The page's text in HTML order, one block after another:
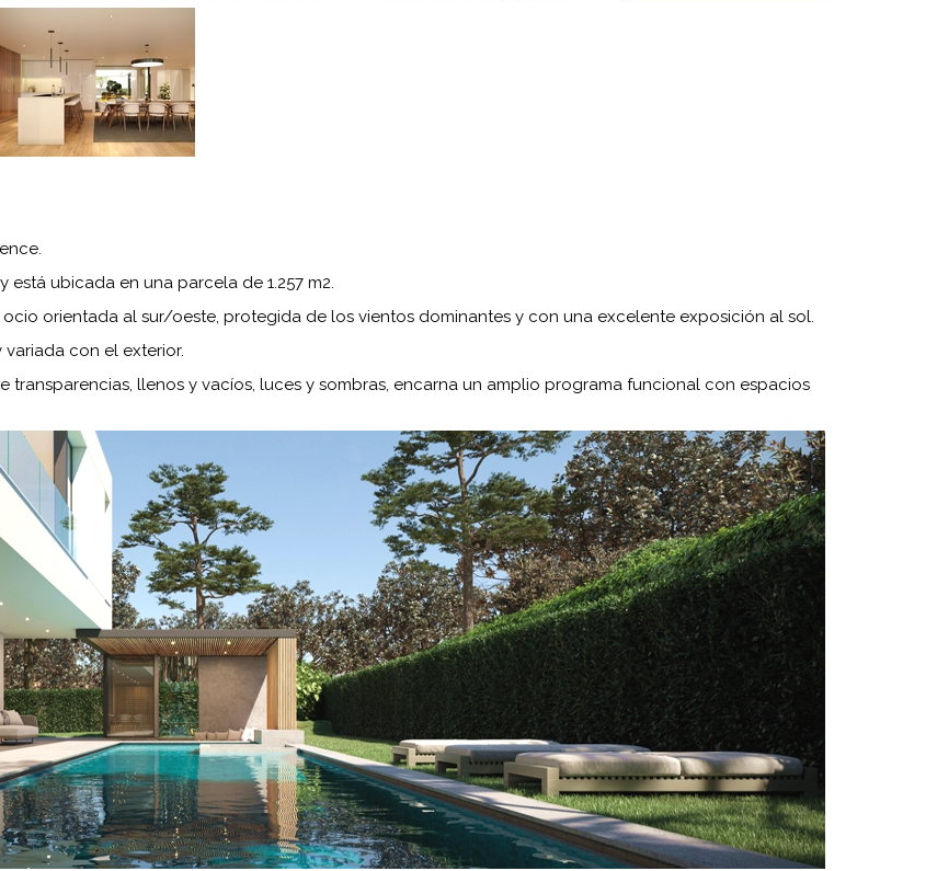
ubicada en una parcela de 1.257 m2.
orientada al sur/oeste, protegida de los vientos dominantes y con una excelente exposición al sol.
con el exterior.
llenos y vacíos, luces y sombras, encarna un amplio programa funcional con espacios